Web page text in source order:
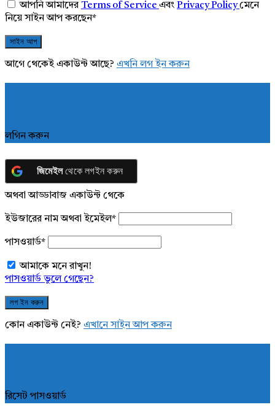
আপনি আমাদেরTerms of Service এবং Privacy Policyমেনে
নিয়ে সাইন আপ করছেন*
আগে থেকেই একাউন্ট আছে? এখনি লগ ইন করুন
লগিন করুন
জিমেইলথেকে লগইন করুন
অথবা আড্ডাবাজ একাউন্ট থেকে
ইউজারের নাম অথবা ইমেইল*
পাসওয়ার্ড*
আমাকে মনে রাখুন!
পাসওয়ার্ড ভুলে গেছেন?
কোন একাউন্ট নেই? এখানে সাইন আপ করুন
রিসেট পাসওয়ার্ড